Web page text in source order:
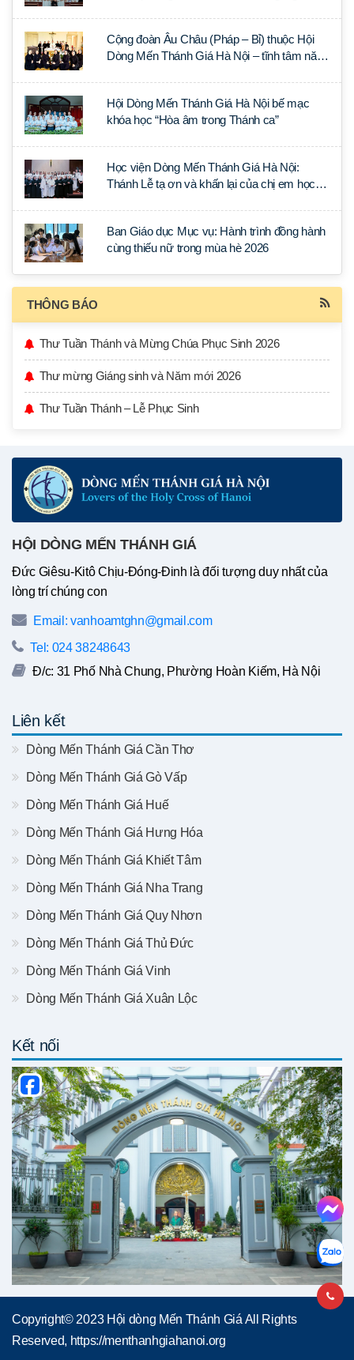
Cộng đoàn Âu Châu (Pháp – Bỉ) thuộc Hội
Dòng Mến Thánh Giá Hà Nội – tĩnh tâm năm
Hội Dòng Mến Thánh Giá Hà Nội bế mạc
khóa học “Hòa âm trong Thánh ca”
Học viện Dòng Mến Thánh Giá Hà Nội:
Thánh Lễ tạ ơn và khấn lại của chị em học
Ban Giáo dục Mục vụ: Hành trình đồng hành
cùng thiếu nữ trong mùa hè 2026
THÔNG BÁO
Thư Tuần Thánh và Mừng Chúa Phục Sinh 2026
Thư mừng Giáng sinh và Năm mới 2026
Thư Tuần Thánh – Lễ Phục Sinh
HỘI DÒNG MẾN THÁNH GIÁ
Đức Giêsu-Kitô Chịu-Đóng-Đinh là đối tượng duy nhất của
lòng trí chúng con
Email: vanhoamtghn@gmail.com
Tel: 024 38248643
Đ/c: 31 Phố Nhà Chung, Phường Hoàn Kiếm, Hà Nội
Liên kết
Dòng Mến Thánh Giá Cần Thơ
Dòng Mến Thánh Giá Gò Vấp
Dòng Mến Thánh Giá Huế
Dòng Mến Thánh Giá Hưng Hóa
Dòng Mến Thánh Giá Khiết Tâm
Dòng Mến Thánh Giá Nha Trang
Dòng Mến Thánh Giá Quy Nhơn
Dòng Mến Thánh Giá Thủ Đức
Dòng Mến Thánh Giá Vinh
Dòng Mến Thánh Giá Xuân Lộc
Kết nối
Copyright© 2023 Hội dòng Mến Thánh Giá All Rights
Reserved, https://menthanhgiahanoi.org